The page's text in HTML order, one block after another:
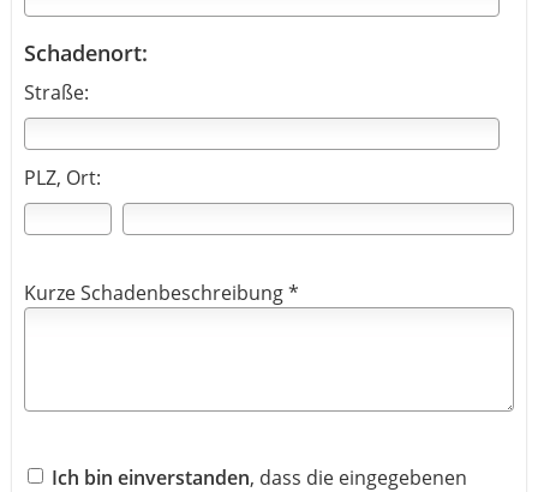
Schadenort:
Straße:
PLZ, Ort:
Kurze Schadenbeschreibung *
Ich bin einverstanden, dass die eingegebenen